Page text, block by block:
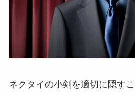
ネクタイの小剣を適切に隠す